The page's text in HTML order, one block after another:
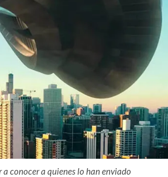
conocer a quienes lo han enviado